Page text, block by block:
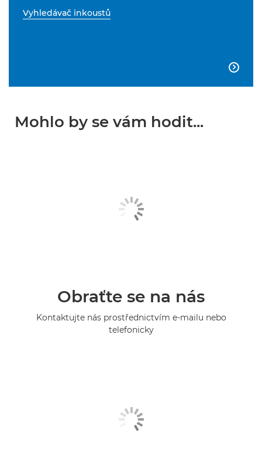
Vyhledávač inkoustů

Mohlo by se vám hodit...
Obraťte se na nás
Kontaktujte nás prostřednictvím e-mailu nebo
telefonicky